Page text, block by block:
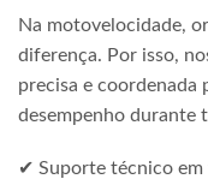
Na motovelocidade,
diferença. Por isso,
precisa e coordenada
desempenho durante
✔ Suporte técnico em